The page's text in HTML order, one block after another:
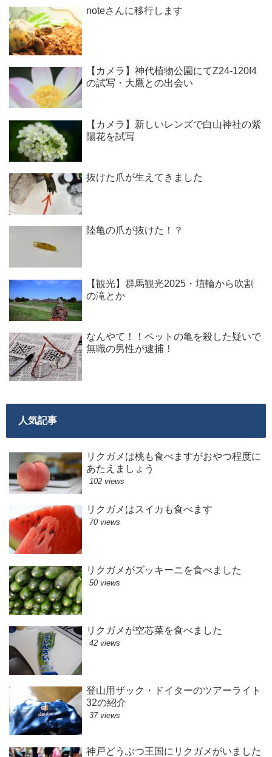
noteさんに移行します
【カメラ】神代植物公園にてZ24-120f4
の試写・大鷹との出会い
【カメラ】新しいレンズで白山神社の紫
陽花を試写
抜けた爪が生えてきました
陸亀の爪が抜けた！？
【観光】群馬観光2025・埴輪から吹割
の滝とか
なんやて！！ペットの亀を殺した疑いで
無職の男性が逮捕！
人気記事
リクガメは桃も食べますがおやつ程度に
あたえましょう
102 views
リクガメはスイカも食べます
70 views
リクガメがズッキーニを食べました
50 views
リクガメが空芯菜を食べました
42 views
登山用ザック・ドイターのツアーライト
32の紹介
37 views
神戸どうぶつ王国にリクガメがいました